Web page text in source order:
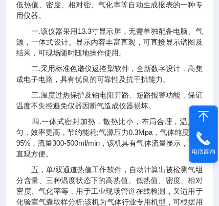
低热值、密度、相对密、气化率等自动生成报表的一种专
用仪器。
一.该仪器采用13.3寸显示屏，无需单独配备电脑、气
源，一体式设计。显示内容丰富直观，可直接显示谱图及
结果，可现场随时随地操作使用。
二.采用标准色谱仪返控型软件，全新数字设计，高集
成电子电路，具有优良的可靠性及抗干扰能力。
三.温度过热保护及铂电阻开路、短路报警功能，保证
温度不失控避免仪器因断气造成仪器损坏。
四.一体式密封加热，散热比小，布局合理，温度均
匀，效率更高，节约能耗;气源压力0.3Mpa，气体纯度99.9
95%，流量300-500ml/min，该机具有气体流量显示，观测
直观方便。
五，单/双通道热值工作软件，自动计算出被检测气组
分含量、三种温度状态下的高热值、低热值、密度、相对
密度、气化率等，用于工业现场管道在线检测，又适用于
化验室气囊取样分析;该机为气体行业专用机型，可根据用
电话咨询